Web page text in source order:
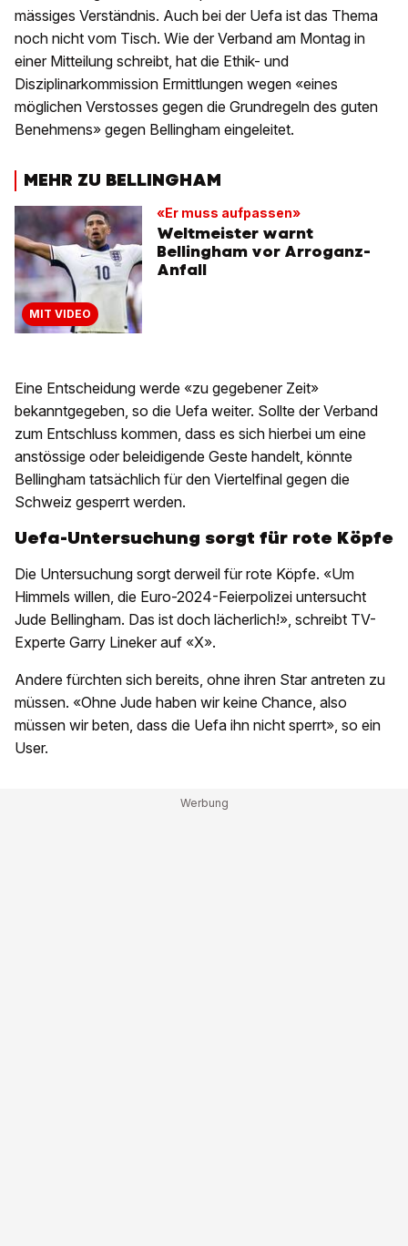
mässiges Verständnis. Auch bei der Uefa ist das Thema
noch nicht vom Tisch. Wie der Verband am Montag in
einer Mitteilung schreibt, hat die Ethik- und
Disziplinarkommission Ermittlungen wegen «eines
möglichen Verstosses gegen die Grundregeln des guten
Benehmens» gegen Bellingham eingeleitet.
MEHR ZU BELLINGHAM
MIT VIDEO
«Er muss aufpassen»
Weltmeister warnt
Bellingham vor Arroganz-
Anfall
Eine Entscheidung werde «zu gegebener Zeit»
bekanntgegeben, so die Uefa weiter. Sollte der Verband
zum Entschluss kommen, dass es sich hierbei um eine
anstössige oder beleidigende Geste handelt, könnte
Bellingham tatsächlich für den Viertelfinal gegen die
Schweiz gesperrt werden.
Uefa-Untersuchung sorgt für rote Köpfe
Die Untersuchung sorgt derweil für rote Köpfe. «Um
Himmels willen, die Euro-2024-Feierpolizei untersucht
Jude Bellingham. Das ist doch lächerlich!», schreibt TV-
Experte Garry Lineker auf «X».
Andere fürchten sich bereits, ohne ihren Star antreten zu
müssen. «Ohne Jude haben wir keine Chance, also
müssen wir beten, dass die Uefa ihn nicht sperrt», so ein
User.